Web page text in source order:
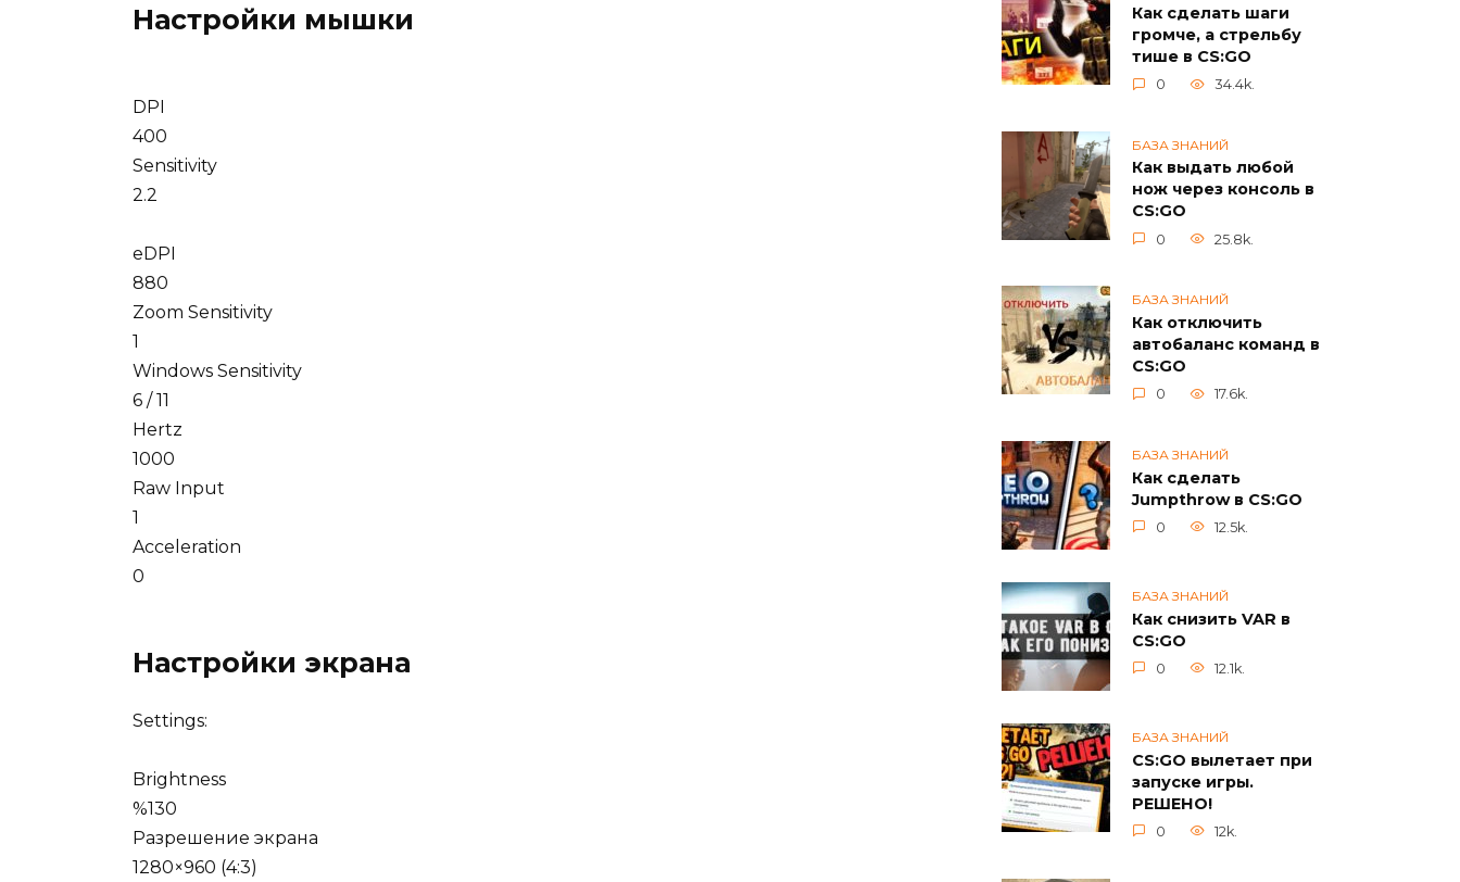
Настройки мышки
DPI
400
Sensitivity
2.2
eDPI
880
Zoom Sensitivity
1
Windows Sensitivity
6 / 11
Hertz
1000
Raw Input
1
Acceleration
0
Настройки экрана
Settings:
Brightness
%130
Разрешение экрана
1280×960 (4:3)
Как сделать шаги
громче, а стрельбу
тише в CS:GO
0 34.4k.
БАЗА ЗНАНИЙ
Как выдать любой
нож через консоль в
CS:GO
0 25.8k.
БАЗА ЗНАНИЙ
Как отключить
автобаланс команд в
CS:GO
0 17.6k.
БАЗА ЗНАНИЙ
Как сделать
Jumpthrow в CS:GO
0 12.5k.
БАЗА ЗНАНИЙ
Как снизить VAR в
CS:GO
0 12.1k.
БАЗА ЗНАНИЙ
CS:GO вылетает при
запуске игры.
РЕШЕНО!
0 12k.